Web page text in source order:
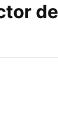
de